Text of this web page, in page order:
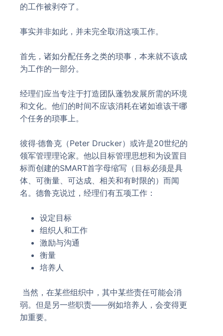
的工作被剥夺了。
事实并非如此，并未完全取消这项工作。
首先，诸如分配任务之类的琐事，本来就不该成
为工作的一部分。
经理们应当专注于打造团队蓬勃发展所需的环境
和文化。他们的时间不应该消耗在诸如谁该干哪
个任务的琐事上。
彼得·德鲁克（Peter Drucker）或许是20世纪的
领军管理理论家。他以目标管理思想和为设置目
标而创建的SMART首字母缩写（目标必须是具
体、可衡量、可达成、相关和有时限的）而闻
名。德鲁克说过，经理们有五项工作：
设定目标
组织人和工作
激励与沟通
衡量
培养人
当然，在某些组织中，其中某些责任可能会消
弱。但是另一些职责——例如培养人，会变得更
加重要。